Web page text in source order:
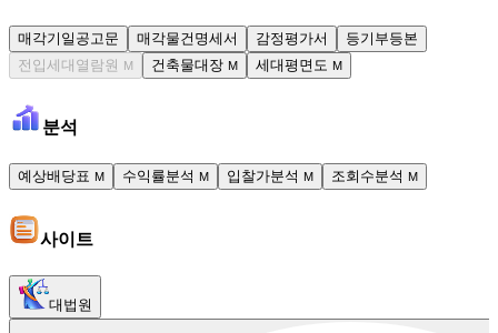
매각기일공고문 매각물건명세서 감정평가서
등기부등본
전입세대열람원
M 건축물대장 M 세대평면도 M
분석
예상배당표 M 수익률분석 M 입찰가분석 M 조회수분석 M
사이트
대법원